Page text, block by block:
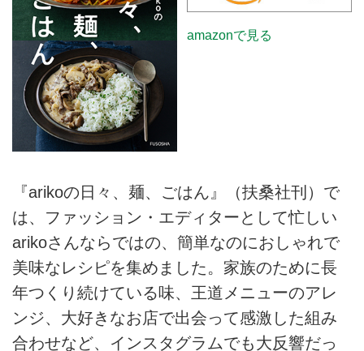
amazonで見る
『arikoの日々、麺、ごはん』（扶桑社刊）で
は、ファッション・エディターとして忙しい
arikoさんならではの、簡単なのにおしゃれで
美味なレシピを集めました。家族のために長
年つくり続けている味、王道メニューのアレ
ンジ、大好きなお店で出会って感激した組み
合わせなど、インスタグラムでも大反響だっ